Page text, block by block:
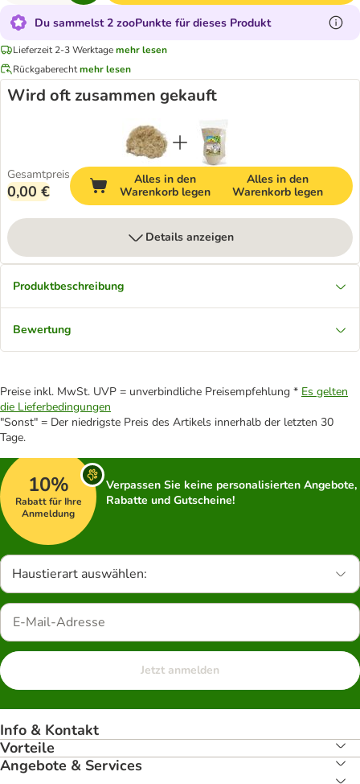
Du sammelst 2 zooPunkte für dieses Produkt
Lieferzeit 2-3 Werktagemehr lesen
Rückgaberechtmehr lesen
Wird oft zusammen gekauft
Gesamtpreis
0,00 €
Alles in den
Warenkorb legen
Alles in den
Warenkorb legen
Details anzeigen
Produktbeschreibung
Bewertung
Preise inkl. MwSt. UVP = unverbindliche Preisempfehlung * Es gelten
die Lieferbedingungen
"Sonst" = Der niedrigste Preis des Artikels innerhalb der letzten 30
Tage.
10%
Rabatt für Ihre
Anmeldung
Verpassen Sie keine personalisierten Angebote,
Rabatte und Gutscheine!
Haustierart auswählen:
Jetzt anmelden
Info & Kontakt
Vorteile
Angebote & Services